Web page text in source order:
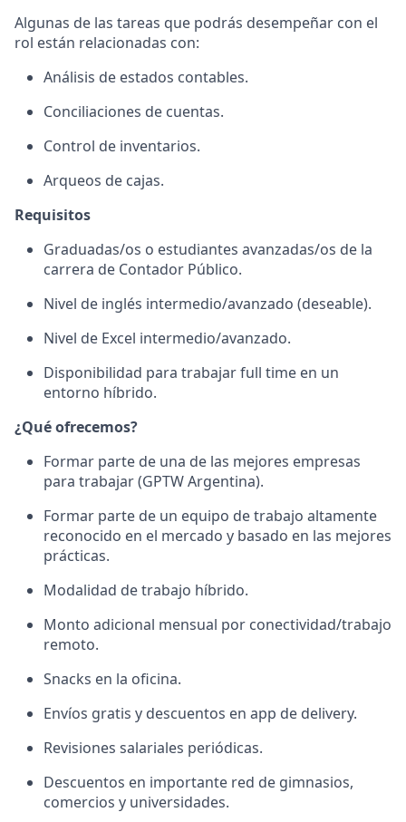
Algunas de las tareas que podrás desempeñar con el
rol están relacionadas con:
Análisis de estados contables.
Conciliaciones de cuentas.
Control de inventarios.
Arqueos de cajas.
Requisitos
Graduadas/os o estudiantes avanzadas/os de la
carrera de Contador Público.
Nivel de inglés intermedio/avanzado (deseable).
Nivel de Excel intermedio/avanzado.
Disponibilidad para trabajar full time en un
entorno híbrido.
¿Qué ofrecemos?
Formar parte de una de las mejores empresas
para trabajar (GPTW Argentina).
Formar parte de un equipo de trabajo altamente
reconocido en el mercado y basado en las mejores
prácticas.
Modalidad de trabajo híbrido.
Monto adicional mensual por conectividad/trabajo
remoto.
Snacks en la oficina.
Envíos gratis y descuentos en app de delivery.
Revisiones salariales periódicas.
Descuentos en importante red de gimnasios,
comercios y universidades.